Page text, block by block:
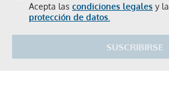
Acepta las condiciones legales y la
protección de datos.
SUSCRIBIRSE